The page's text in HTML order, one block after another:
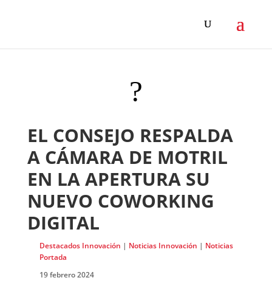
?
EL CONSEJO RESPALDA
A CÁMARA DE MOTRIL
EN LA APERTURA SU
NUEVO COWORKING
DIGITAL
Destacados Innovación | Noticias Innovación | Noticias
Portada
19 febrero 2024